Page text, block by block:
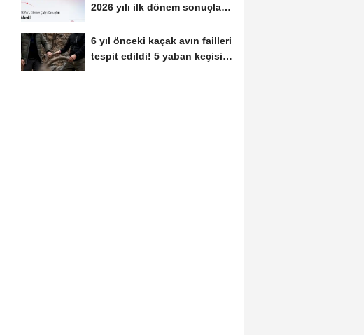
2026 yılı ilk dönem sonuçları
6 yıl önceki kaçak avın failleri
tespit edildi! 5 yaban keçisi